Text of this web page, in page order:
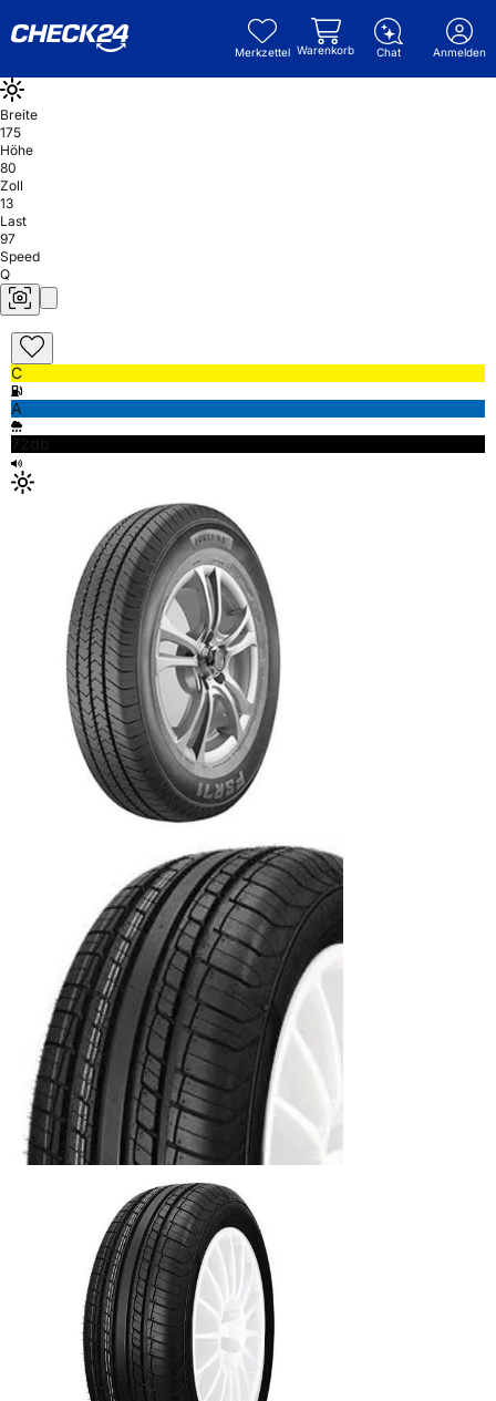
Merkzettel Warenkorb Chat Anmelden
Breite
175
Höhe
80
Zoll
13
Last
97
Speed
Q
C
A
72db